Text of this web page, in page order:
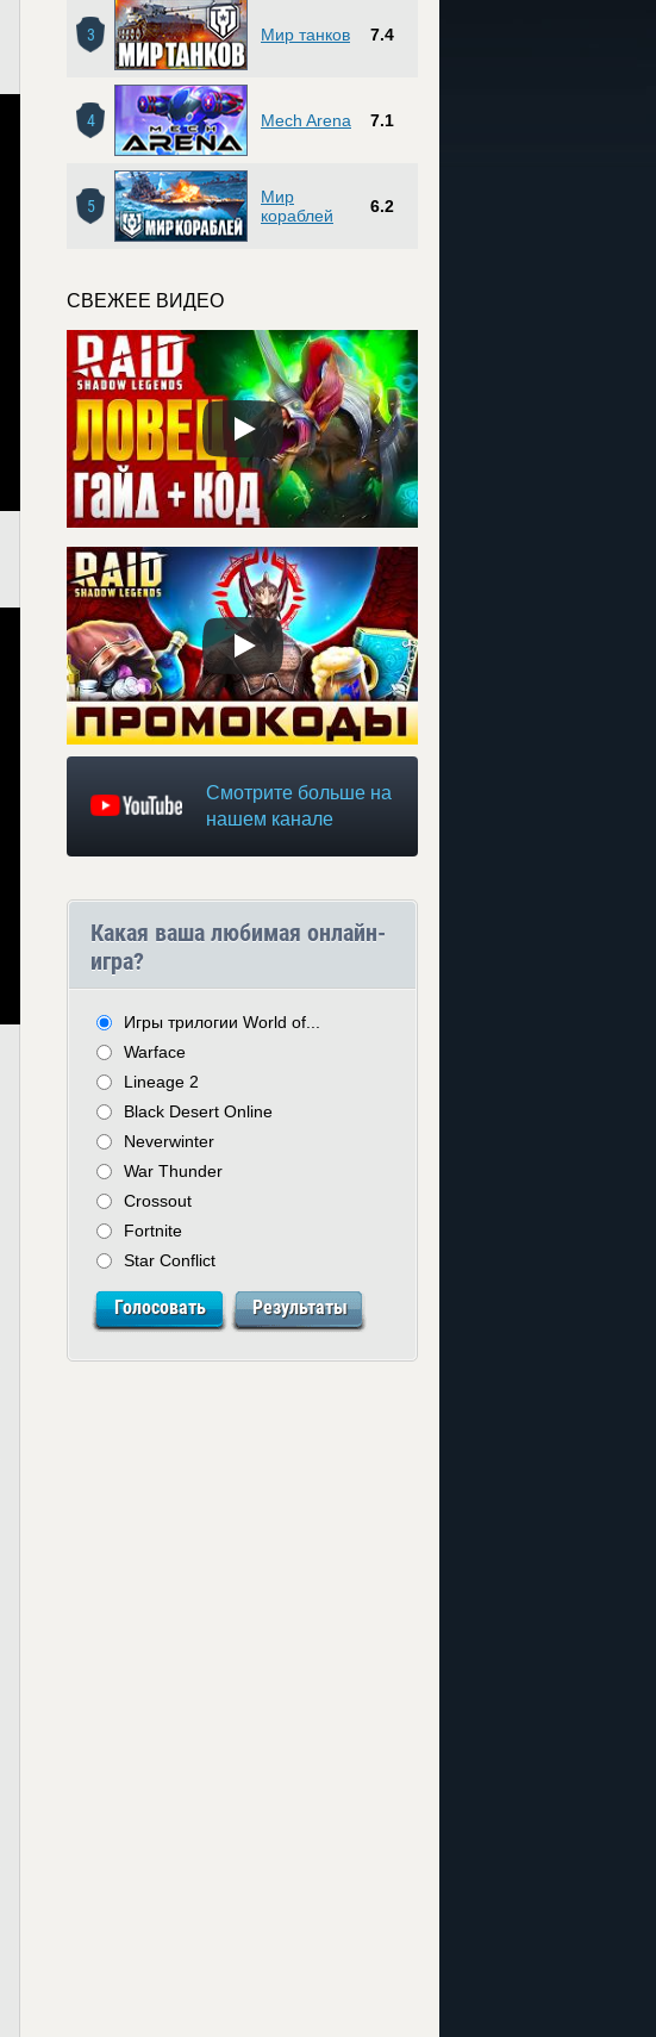
3 Мир танков 7.4
4 Mech Arena 7.1
5
Мир
кораблей
6.2
СВЕЖЕЕ ВИДЕО
Смотрите больше на
нашем канале
Какая ваша любимая онлайн-
игра?
Игры трилогии World of...
Warface
Lineage 2
Black Desert Online
Neverwinter
War Thunder
Crossout
Fortnite
Star Conflict